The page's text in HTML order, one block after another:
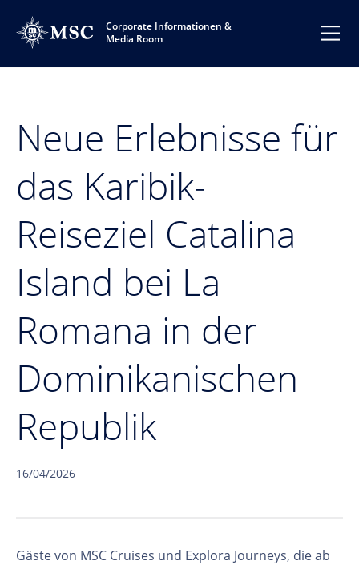
Corporate Informationen &
Media Room
Neue Erlebnisse für
das Karibik-
Reiseziel Catalina
Island bei La
Romana in der
Dominikanischen
Republik
16/04/2026
Gäste von MSC Cruises und Explora Journeys, die ab